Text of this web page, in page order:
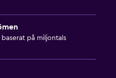
på miljontals